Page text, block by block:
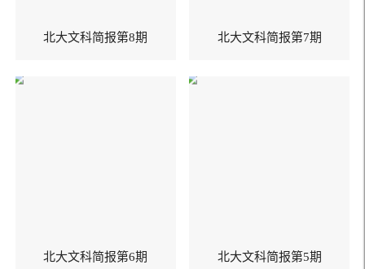
北大文科简报第8期 北大文科简报第7期
北大文科简报第6期 北大文科简报第5期